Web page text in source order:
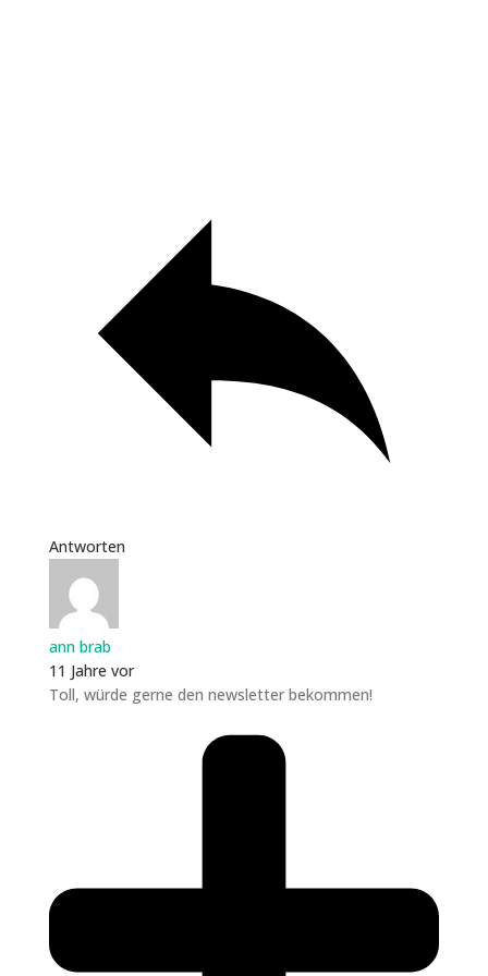
Antworten
ann brab
11 Jahre vor
Toll, würde gerne den newsletter bekommen!